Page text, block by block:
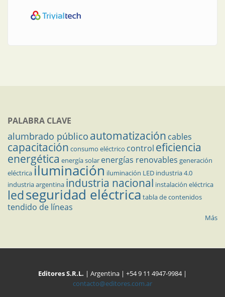
PALABRA CLAVE
alumbrado público automatización cables
capacitación consumo eléctrico control eficiencia
energética energía solar energías renovables generación
eléctricailuminación iluminación LED industria 4.0
industria argentina industria nacional instalación eléctrica
ledseguridad eléctrica tabla de contenidos
tendido de líneas
Más
Editores S.R.L. | Argentina | +54 9 11 4947-9984 |
contacto@editores.com.ar